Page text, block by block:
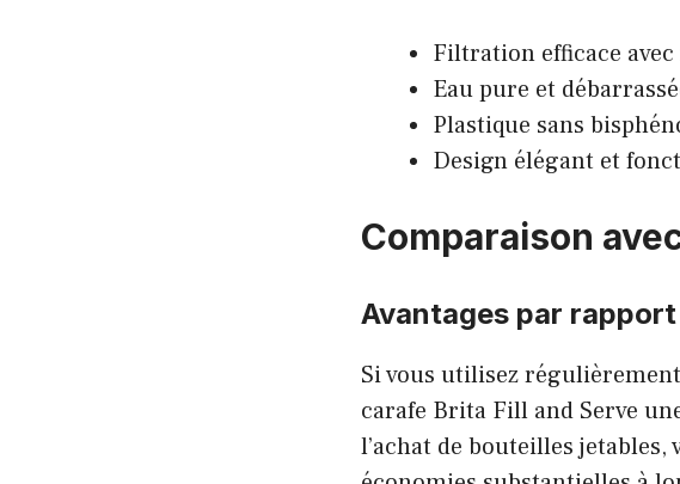
Filtration efficace
Eau pure et
Plastique sans
Design élégant et
Comparaison
Avantages par
Si vous utilisez
carafe Brita Fill and Serve
l’achat de bouteilles